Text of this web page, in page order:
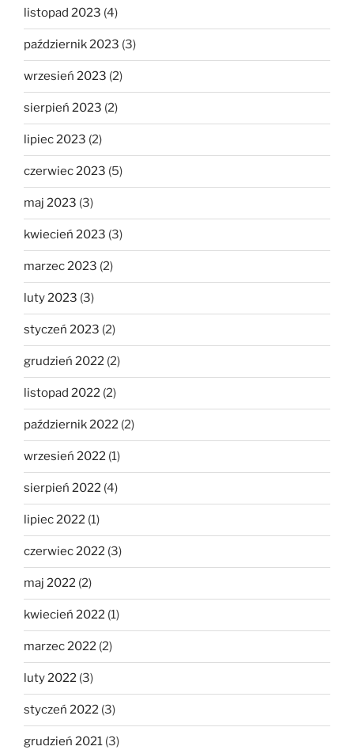
listopad 2023 (4)
październik 2023 (3)
wrzesień 2023 (2)
sierpień 2023 (2)
lipiec 2023 (2)
czerwiec 2023 (5)
maj 2023 (3)
kwiecień 2023 (3)
marzec 2023 (2)
luty 2023 (3)
styczeń 2023 (2)
grudzień 2022 (2)
listopad 2022 (2)
październik 2022 (2)
wrzesień 2022 (1)
sierpień 2022 (4)
lipiec 2022 (1)
czerwiec 2022 (3)
maj 2022 (2)
kwiecień 2022 (1)
marzec 2022 (2)
luty 2022 (3)
styczeń 2022 (3)
grudzień 2021 (3)